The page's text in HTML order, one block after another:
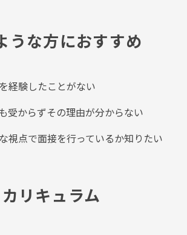
うな方におすすめ
経験したことがない
受からずその理由が分からない
視点で面接を行っているか知りたい
カリキュラム